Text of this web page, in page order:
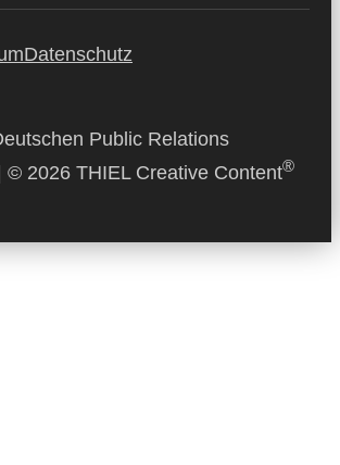
Datenschutz
Public Relations
© 2026 THIEL Creative Content®